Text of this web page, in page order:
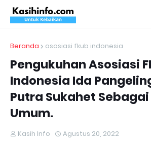
Beranda asosiasi fkub indonesia
Pengukuhan Asosiasi
Indonesia Ida
Putra Sukahet
Umum.
Kasih Info Agustus 20, 2022